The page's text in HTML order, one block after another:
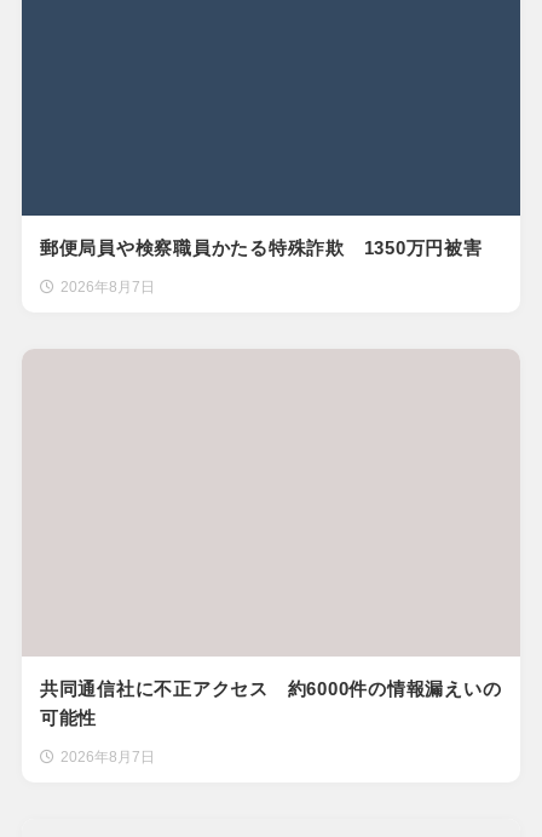
郵便局員や検察職員かたる特殊詐欺 1350万円被害
2026年8月7日
共同通信社に不正アクセス 約6000件の情報漏えいの
可能性
2026年8月7日